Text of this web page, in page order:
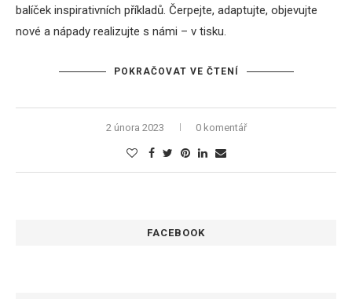
balíček inspirativních příkladů. Čerpejte, adaptujte, objevujte
nové a nápady realizujte s námi – v tisku.
POKRAČOVAT VE ČTENÍ
2 února 2023 0 komentář
FACEBOOK